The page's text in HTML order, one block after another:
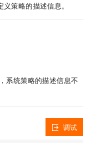
义策略的描述信息。
系统策略的描述信息不
调试